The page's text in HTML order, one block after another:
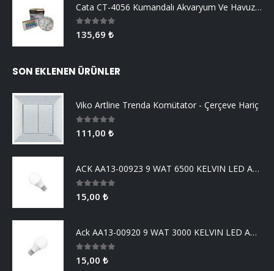
Cata CT-4056 Kumandalı Akvaryum Ve Havuz Aydınlatma
0 5 üzerinden
135,69 ₺
SON EKLENEN ÜRÜNLER
Viko Artline Trenda Komütator - Çerçeve Hariç
5 üzerinden
111,00 ₺
ACK AA13-00923 9 WAT 6500 KELVIN LED AMPUL
5 üzerinden
15,00 ₺
Ack AA13-00920 9 WAT 3000 KELVIN LED AMPUL
5 üzerinden
15,00 ₺